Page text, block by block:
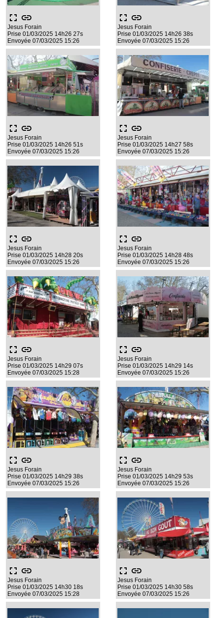
fullscreen link
Jesus Forain
Prise 01/03/2025 14h26 27s
Envoyée 07/03/2025 15:26
fullscreen link
Jesus Forain
Prise 01/03/2025 14h26 38s
Envoyée 07/03/2025 15:26
fullscreen link
Jesus Forain
Prise 01/03/2025 14h26 51s
Envoyée 07/03/2025 15:26
fullscreen link
Jesus Forain
Prise 01/03/2025 14h27 58s
Envoyée 07/03/2025 15:26
fullscreen link
Jesus Forain
Prise 01/03/2025 14h28 20s
Envoyée 07/03/2025 15:26
fullscreen link
Jesus Forain
Prise 01/03/2025 14h28 48s
Envoyée 07/03/2025 15:26
fullscreen link
Jesus Forain
Prise 01/03/2025 14h29 07s
Envoyée 07/03/2025 15:28
fullscreen link
Jesus Forain
Prise 01/03/2025 14h29 14s
Envoyée 07/03/2025 15:26
fullscreen link
Jesus Forain
Prise 01/03/2025 14h29 38s
Envoyée 07/03/2025 15:26
fullscreen link
Jesus Forain
Prise 01/03/2025 14h29 53s
Envoyée 07/03/2025 15:26
fullscreen link
Jesus Forain
Prise 01/03/2025 14h30 18s
Envoyée 07/03/2025 15:28
fullscreen link
Jesus Forain
Prise 01/03/2025 14h30 58s
Envoyée 07/03/2025 15:26